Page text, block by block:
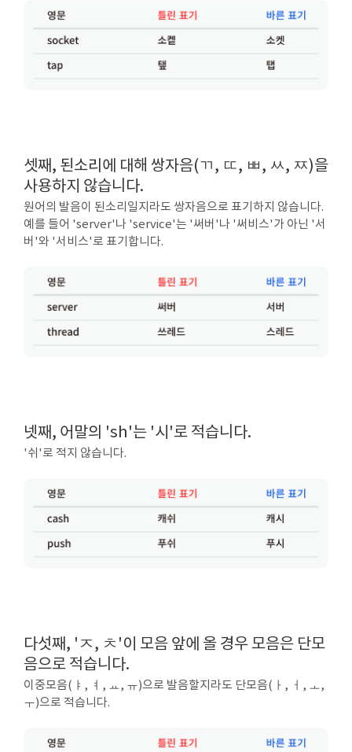
셋째, 된소리에 대해 쌍자음(ㄲ, ㄸ, ㅃ, ㅆ, ㅉ)을
사용하지 않습니다.
원어의 발음이 된소리일지라도 쌍자음으로 표기하지 않습니다.
예를 들어 'server'나 'service'는 '써버'나 '써비스'가 아닌 '서
버'와 '서비스'로 표기합니다.
넷째, 어말의 'sh'는 '시'로 적습니다.
'쉬'로 적지 않습니다.
다섯째, 'ㅈ, ㅊ'이 모음 앞에 올 경우 모음은 단모
음으로 적습니다.
이중모음(ㅑ, ㅕ, ㅛ, ㅠ)으로 발음할지라도 단모음(ㅏ, ㅓ, ㅗ,
ㅜ)으로 적습니다.